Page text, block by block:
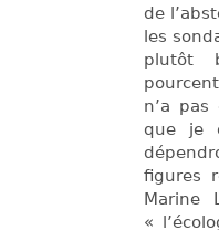
de
les
plutôt
n’a
que je
figures
Marine
«